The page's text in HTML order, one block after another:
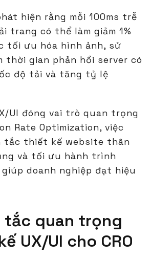
hiện rằng mỗi 100ms trễ
trang có thể làm giảm 1%
tối ưu hóa hình ảnh, sử
thời gian phản hồi server có
độ tải và tăng tỷ lệ
UI đóng vai trò quan trọng
Rate Optimization, việc
tắc thiết kế website thân
và tối ưu hành trình
doanh nghiệp đạt hiệu
tắc quan trọng
UX/UI cho CRO